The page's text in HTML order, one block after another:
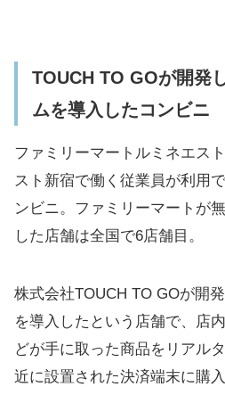
TOUCH TO GOが開発
ムを導入したコンビニ
ファミリーマートルミネエス
スト新宿で働く従業員が利用
ンビニ。ファミリーマートが
した店舗は全国で6店舗目。
株式会社TOUCH TO GOが開
を導入したという店舗で、店
どが手に取った商品をリアル
近に設置された決済端末に購